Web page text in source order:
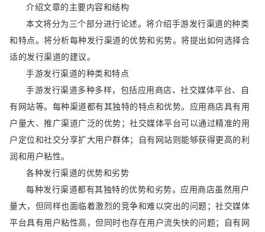
介绍文章的主要内容和结构
本文将分为三个部分进行论述。将介绍手游发行渠道的种类
和特点。将分析每种发行渠道的优势和劣势。将提出如何选择合
适的发行渠道的建议。
手游发行渠道的种类和特点
手游发行渠道多种多样，包括应用商店、社交媒体平台、自
有网站等。每种渠道都有其独特的特点和优势。应用商店具有用
户量大、推广渠道广泛的优势；社交媒体平台可以通过精准的用
户定位和社交分享扩大用户群体；自有网站则能够获得更高的利
润和用户粘性。
各种发行渠道的优势和劣势
每种发行渠道都有其独特的优势和劣势。应用商店虽然用户
量大，但同样也面临着激烈的竞争和难以突出的问题；社交媒体
平台具有用户粘性高，但同时也存在用户流失快的问题；自有网